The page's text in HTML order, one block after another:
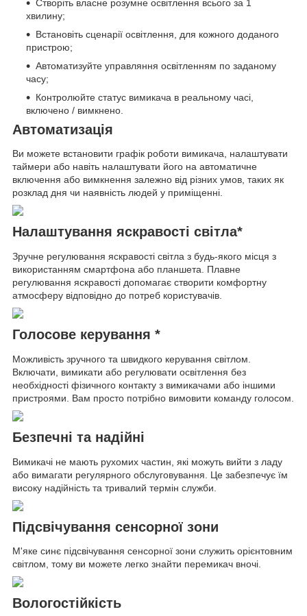
Створіть власне розумне освітлення всього за 1
хвилину;
Встановіть сценарії освітлення, для кожного доданого
пристрою;
Автоматизуйте управляння освітленням по заданому
часу;
Контролюйте статус вимикача в реальному часі,
включено / вимкнено.
Автоматизація
Ви можете встановити графік роботи вимикача, налаштувати
таймери або навіть налаштувати його на автоматичне
включення або вимкнення залежно від різних умов, таких як
розклад дня чи наявність людей у приміщенні.
Налаштування яскравості світла*
Зручне регулювання яскравості світла з будь-якого місця з
використанням смартфона або планшета. Плавне
регулювання яскравості допомагає створити комфортну
атмосферу відповідно до потреб користувачів.
Голосове керування *
Можливість зручного та швидкого керування світлом.
Включати, вимикати або регулювати освітлення без
необхідності фізичного контакту з вимикачами або іншими
пристроями. Вам просто потрібно вимовити команду голосом.
Безпечні та надійні
Вимикачі не мають рухомих частин, які можуть вийти з ладу
або вимагати регулярного обслуговування. Це забезпечує їм
високу надійність та тривалий термін служби.
Підсвічування сенсорної зони
М'яке синє підсвічування сенсорної зони служить орієнтовним
світлом, тому ви можете легко знайти перемикач вночі.
Вологостійкість